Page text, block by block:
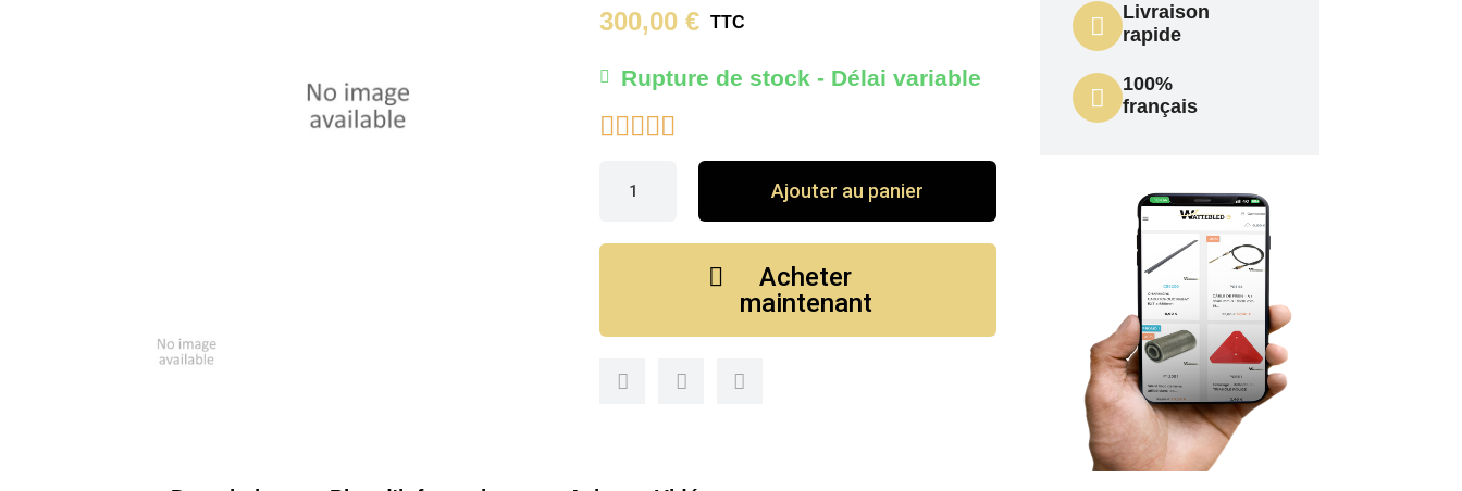
300,00 € TTC
Rupture de stock - Délai variable
    
Ajouter au panier
Acheter
maintenant
Livraison
rapide
100%
français